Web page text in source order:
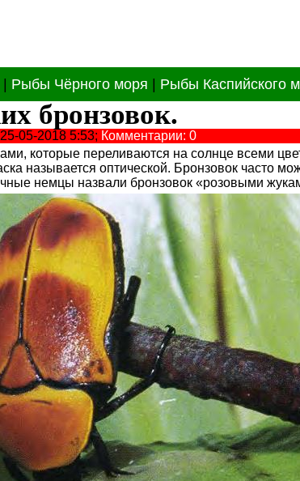
Рыбы Чёрного моря Рыбы Каспийского
бронзовок.
05-2018 5:53; Комментарии: 0
которые переливаются на солнце всеми
называется оптической. Бронзовок часто
немцы назвали бронзовок «розовыми